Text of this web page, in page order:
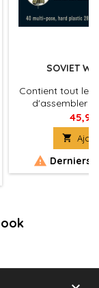
SOVIET
Contient tout le
d'assembler
véhicules pour
fournies avec
Véhicule(s) à

 Derniers